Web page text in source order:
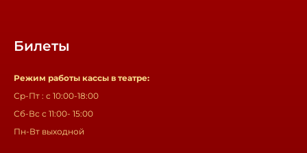
Билеты
Режим работы кассы в театре:
Ср-Пт : с 10:00-18:00
Сб-Вс с 11:00- 15:00
Пн-Вт выходной